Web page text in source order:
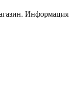
Информация